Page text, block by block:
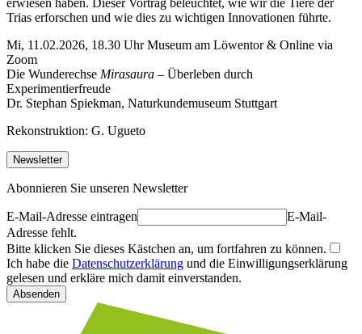
Trias erforschen und wie dies zu wichtigen Innovationen führte.
Mi, 11.02.2026, 18.30 Uhr Museum am Löwentor & Online via
Zoom
Die Wunderechse Mirasaura – Überleben durch
Experimentierfreude
Dr. Stephan Spiekman, Naturkundemuseum Stuttgart
Rekonstruktion: G. Ugueto
Newsletter
Abonnieren Sie unseren Newsletter
E-Mail-Adresse eintragen
E-Mail-
Adresse fehlt.
Bitte klicken Sie dieses Kästchen an, um fortfahren zu können.
Ich habe die Datenschutzerklärung und die Einwilligungserklärung
gelesen und erkläre mich damit einverstanden.
Absenden